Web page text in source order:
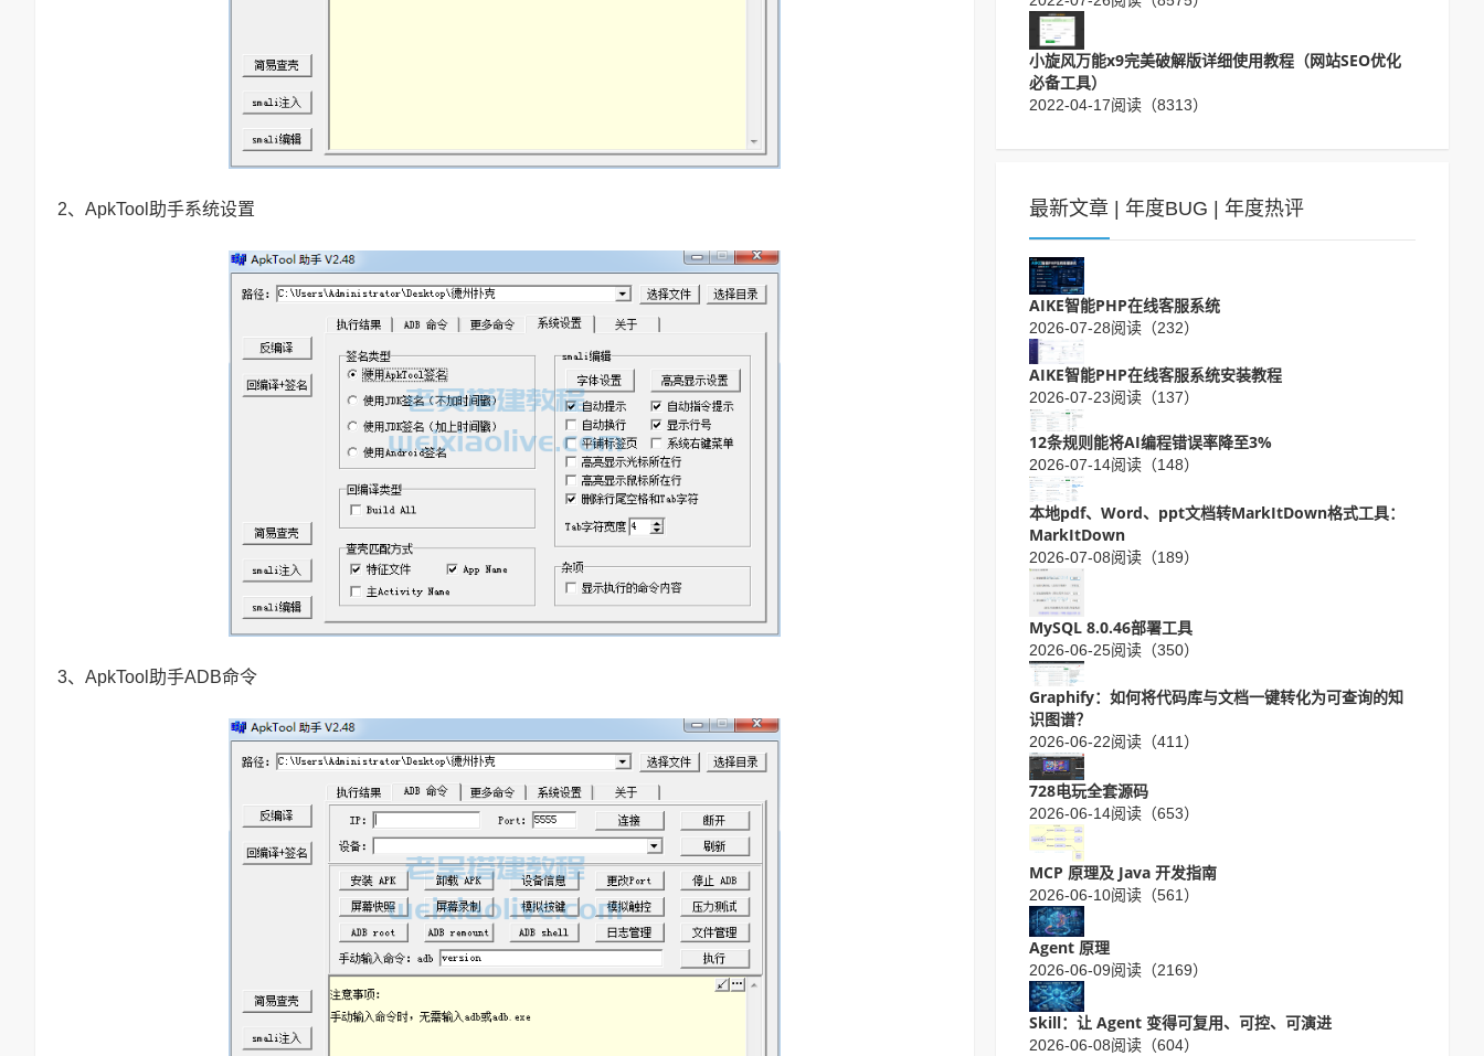
2、ApkTool助手系统设置
3、ApkTool助手ADB命令
小旋风万能x9完美破解版详细使用教程（网站SEO优化
必备工具）
2022-04-17阅读（8313）
最新文章 年度BUG 年度热评
AIKE智能PHP在线客服系统
2026-07-28阅读（232）
AIKE智能PHP在线客服系统安装教程
2026-07-23阅读（137）
12条规则能将AI编程错误率降至3%
2026-07-14阅读（148）
本地pdf、Word、ppt文档转MarkItDown格式工具：
MarkItDown
2026-07-08阅读（189）
MySQL 8.0.46部署工具
2026-06-25阅读（350）
Graphify：如何将代码库与文档一键转化为可查询的知
识图谱？
2026-06-22阅读（411）
728电玩全套源码
2026-06-14阅读（653）
MCP 原理及 Java 开发指南
2026-06-10阅读（561）
Agent 原理
2026-06-09阅读（2169）
Skill：让 Agent 变得可复用、可控、可演进
2026-06-08阅读（604）